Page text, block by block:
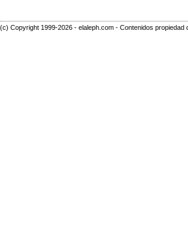
(c) Copyright 1999-2026 - elaleph.com - Contenidos propiedad